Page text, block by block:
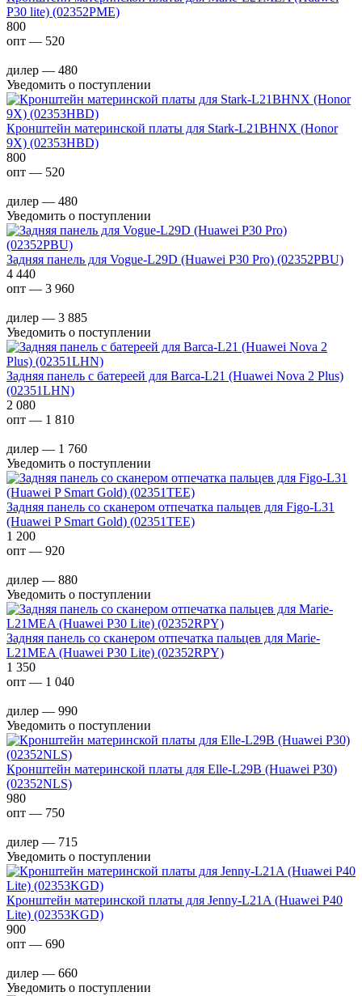
P30 lite) (02352PME)
800
опт — 520
дилер — 480
Уведомить о поступлении
Кронштейн материнской платы для Stark-L21BHNX (Honor
9X) (02353HBD)
800
опт — 520
дилер — 480
Уведомить о поступлении
Задняя панель для Vogue-L29D (Huawei P30 Pro) (02352PBU)
4 440
опт — 3 960
дилер — 3 885
Уведомить о поступлении
Задняя панель с батереей для Barca-L21 (Huawei Nova 2 Plus)
(02351LHN)
2 080
опт — 1 810
дилер — 1 760
Уведомить о поступлении
Задняя панель со сканером отпечатка пальцев для Figo-L31
(Huawei P Smart Gold) (02351TEE)
1 200
опт — 920
дилер — 880
Уведомить о поступлении
Задняя панель со сканером отпечатка пальцев для Marie-
L21MEA (Huawei P30 Lite) (02352RPY)
1 350
опт — 1 040
дилер — 990
Уведомить о поступлении
Кронштейн материнской платы для Elle-L29B (Huawei P30)
(02352NLS)
980
опт — 750
дилер — 715
Уведомить о поступлении
Кронштейн материнской платы для Jenny-L21A (Huawei P40
Lite) (02353KGD)
900
опт — 690
дилер — 660
Уведомить о поступлении